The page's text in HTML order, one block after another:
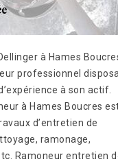
à Hames
professionnel
à son actif.
à Hames Boucres
d’entretien de
ramonage,
Ramoneur entretien